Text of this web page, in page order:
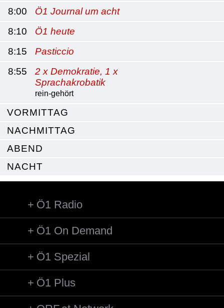
8:00
Ö1 Journal um acht
8:10
Ö1 heute
8:15
Pasticcio
8:55
2 x Demokratie, 1 x
Sprachakrobatik
rein-gehört
VORMITTAG
NACHMITTAG
ABEND
NACHT
Ö1 Radio
Ö1 On Demand
Ö1 Spezial
Ö1 Plus